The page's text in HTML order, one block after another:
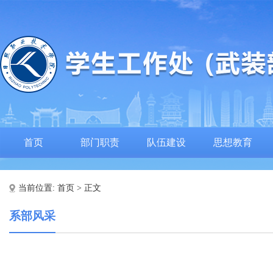
首页 部门职责 队伍建设 思想教育
当前位置: 首页 > 正文
系部风采